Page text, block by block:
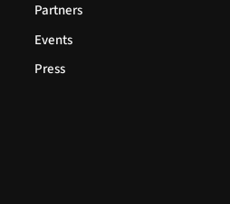
Partners
Events
Press